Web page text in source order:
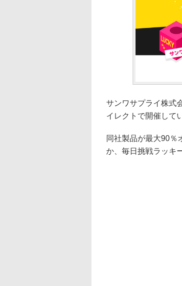
サンワサプライ株式
イレクトで開催して
同社製品が最大90％
か、毎日挑戦ラッキ